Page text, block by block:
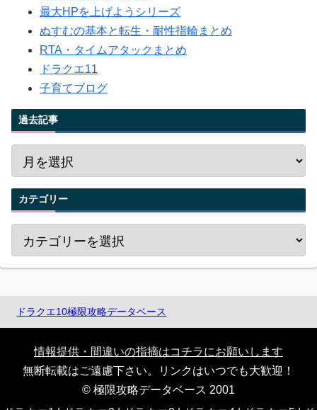
最大HPを上げようシリーズ
ぬすむの基本と転生・耐性指輪まとめ
RTA・タイムアタックまとめ
ドラクエ11
子育てブログ
過去記事
カテゴリー
ドラクエ10極限攻略データベース
情報提供・間違いの指摘はコチラにお願いします
無断転載はご遠慮下さい。リンクはいつでも大歓迎！
© 極限攻略データベース 2001